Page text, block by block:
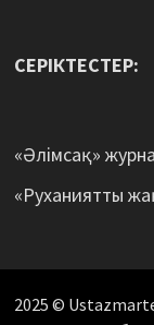
СЕРІКТЕСТЕР:
«Әлімсақ»
«Руханиятты
2025 ©